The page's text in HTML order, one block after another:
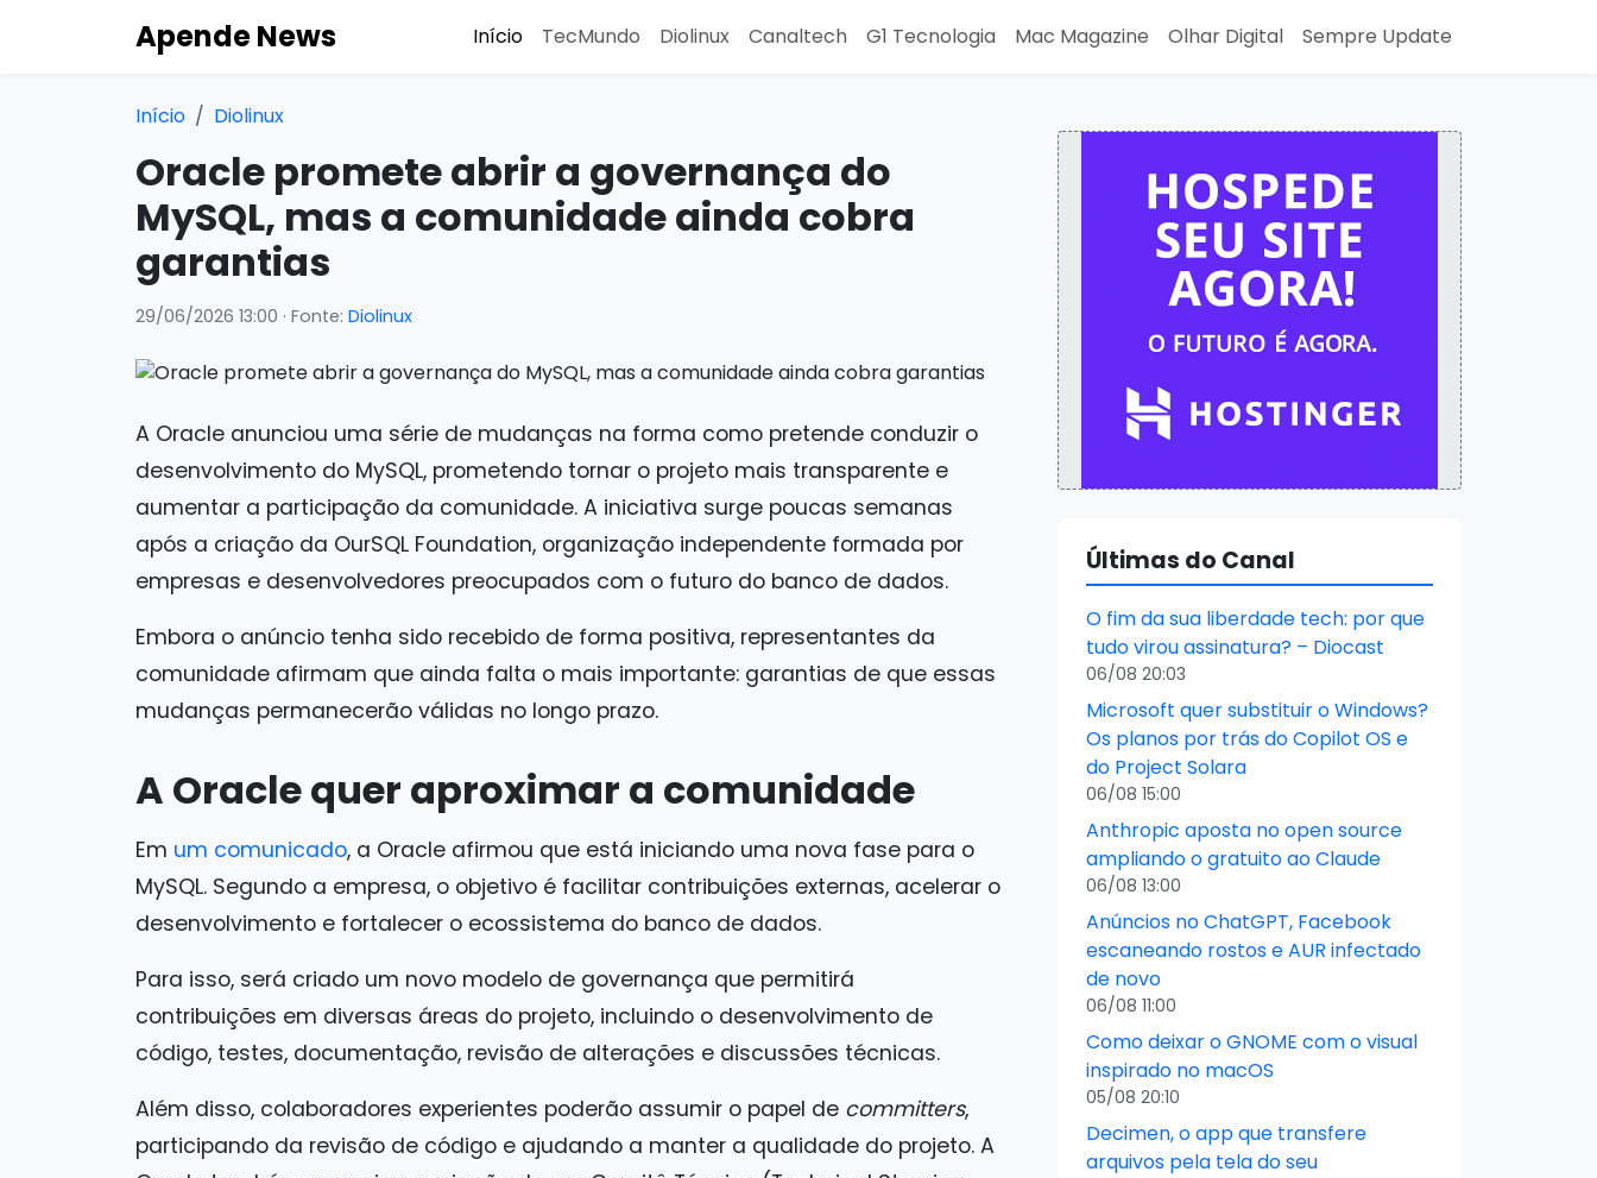
Apende News Início TecMundo Diolinux Canaltech G1 Tecnologia Mac Magazine Olhar Digital Sempre Update
Início Diolinux
Oracle promete abrir a governança do
MySQL, mas a comunidade ainda cobra
garantias
29/06/2026 13:00 · Fonte: Diolinux
A Oracle anunciou uma série de mudanças na forma como pretende conduzir o
desenvolvimento do MySQL, prometendo tornar o projeto mais transparente e
aumentar a participação da comunidade. A iniciativa surge poucas semanas
após a criação da OurSQL Foundation, organização independente formada por
empresas e desenvolvedores preocupados com o futuro do banco de dados.
Embora o anúncio tenha sido recebido de forma positiva, representantes da
comunidade afirmam que ainda falta o mais importante: garantias de que essas
mudanças permanecerão válidas no longo prazo.
A Oracle quer aproximar a comunidade
Em um comunicado, a Oracle afirmou que está iniciando uma nova fase para o
MySQL. Segundo a empresa, o objetivo é facilitar contribuições externas, acelerar o
desenvolvimento e fortalecer o ecossistema do banco de dados.
Para isso, será criado um novo modelo de governança que permitirá
contribuições em diversas áreas do projeto, incluindo o desenvolvimento de
código, testes, documentação, revisão de alterações e discussões técnicas.
Além disso, colaboradores experientes poderão assumir o papel de committers,
participando da revisão de código e ajudando a manter a qualidade do projeto. A
Últimas do Canal
O fim da sua liberdade tech: por que
tudo virou assinatura? – Diocast
06/08 20:03
Microsoft quer substituir o Windows?
Os planos por trás do Copilot OS e
do Project Solara
06/08 15:00
Anthropic aposta no open source
ampliando o gratuito ao Claude
06/08 13:00
Anúncios no ChatGPT, Facebook
escaneando rostos e AUR infectado
de novo
06/08 11:00
Como deixar o GNOME com o visual
inspirado no macOS
05/08 20:10
Decimen, o app que transfere
arquivos pela tela do seu